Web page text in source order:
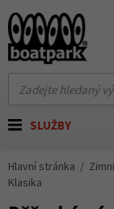
SLUŽBY
Hlavní stránka
Klasika